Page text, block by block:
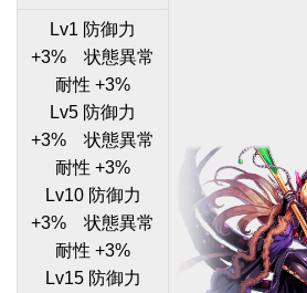
Lv1 防御力
+3% 状態異常
耐性 +3%
Lv5 防御力
+3% 状態異常
耐性 +3%
Lv10 防御力
+3% 状態異常
耐性 +3%
Lv15 防御力